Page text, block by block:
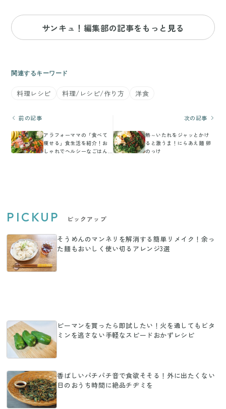
サンキュ！編集部の記事をもっと見る
関連するキーワード
料理レシピ 料理/レシピ/作り方 洋食
前の記事
アラフォーママの「食べて
痩せる」食生活を紹介！お
しゃれでヘルシーなごはん
次の記事
熱～いたれをジャッとかけ
ると激うま！にらあえ麺 卵
のっけ
PICKUP ピックアップ
そうめんのマンネリを解消する簡単リメイク！余っ
た麺もおいしく使い切るアレンジ3選
ピーマンを買ったら即試したい！火を通してもビタ
ミンを逃さない手軽なスピードおかずレシピ
香ばしいパチパチ音で食欲そそる！外に出たくない
日のおうち時間に絶品チヂミを